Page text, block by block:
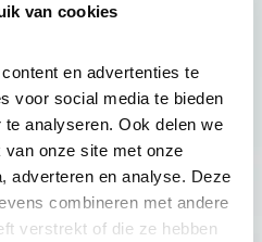
van cookies
en advertenties te
voor social media te bieden
analyseren. Ook delen we
onze site met onze
adverteren en analyse. Deze
combineren met andere
verstrekt of die ze hebben